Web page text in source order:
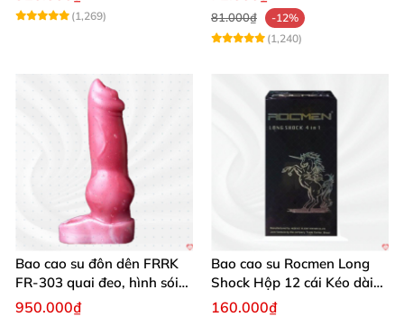
(1,269) 81.000₫
-12%
(1,240)
Bao cao su đôn dên FRRK
FR‑303 quai đeo, hình sói
kích thích mạnh
950.000₫
Bao cao su Rocmen Long
Shock Hộp 12 cái Kéo dài
cuộc yêu
160.000₫